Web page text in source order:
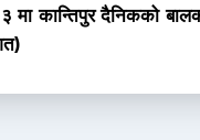
मा कान्तिपुर दैनिकको